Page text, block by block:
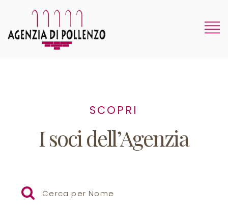
SCOPRI
I soci dell’Agenzia